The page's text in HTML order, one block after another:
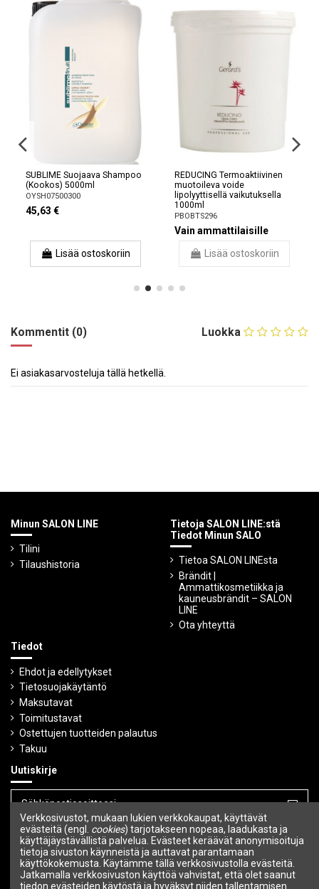
SUBLIME Suojaava Shampoo
(Kookos) 5000ml
OYSH07500300
45,63 €
Lisää ostoskoriin
REDUCING Termoaktiivinen
muotoileva voide
lipolyyttisellä vaikutuksella
1000ml
PBOBTS296
Vain ammattilaisille
Lisää ostoskoriin
Luokka
Kommentit (0)
Ei asiakasarvosteluja tällä hetkellä.
Minun SALON LINE
Tilini
Tilaushistoria
Tietoja SALON LINE:stä
Tiedot Minun SALO
Tietoa SALON LINEsta
Brändit |
Ammattikosmetiikka ja
kauneusbrändit – SALON
LINE
Ota yhteyttä
Tiedot
Ehdot ja edellytykset
Tietosuojakäytäntö
Maksutavat
Toimitustavat
Ostettujen tuotteiden palautus
Takuu
Uutiskirje
Voit peruuttaa tilauksen milloin tahansa.
Seuraa meitä
Verkkosivustot, mukaan lukien verkkokaupat, käyttävät
evästeitä (engl. cookies) tarjotakseen nopeaa, laadukasta ja
käyttäjäystävällistä palvelua. Evästeet keräävät anonymisoituja
tietoja sivuston käynneistä ja auttavat parantamaan
käyttökokemusta. Käytämme tällä verkkosivustolla evästeitä.
Jatkamalla verkkosivuston käyttöä vahvistat, että olet saanut
tiedon evästeiden käytöstä ja hyväksyt niiden tallentamisen